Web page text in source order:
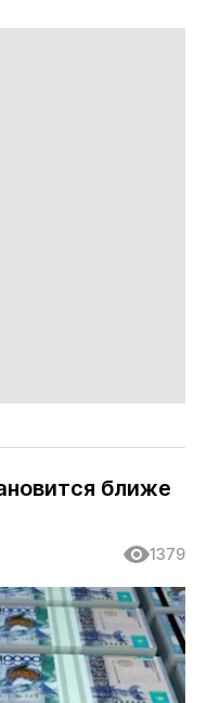
ближе
1379